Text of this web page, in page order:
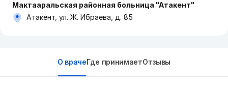
Мактааральская районная больница "Атакент"
Атакент, ул. Ж. Ибраева, д. 85
О врачеГде принимаетОтзывы